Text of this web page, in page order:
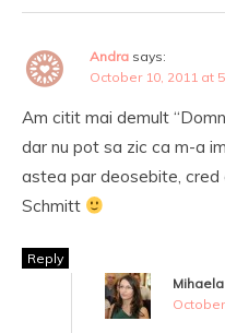
Andra says:
October 10, 2011 at
Am citit mai demult
dar nu pot sa zic ca m-a
astea par deosebite, cred
Schmitt
Reply
Mihaela